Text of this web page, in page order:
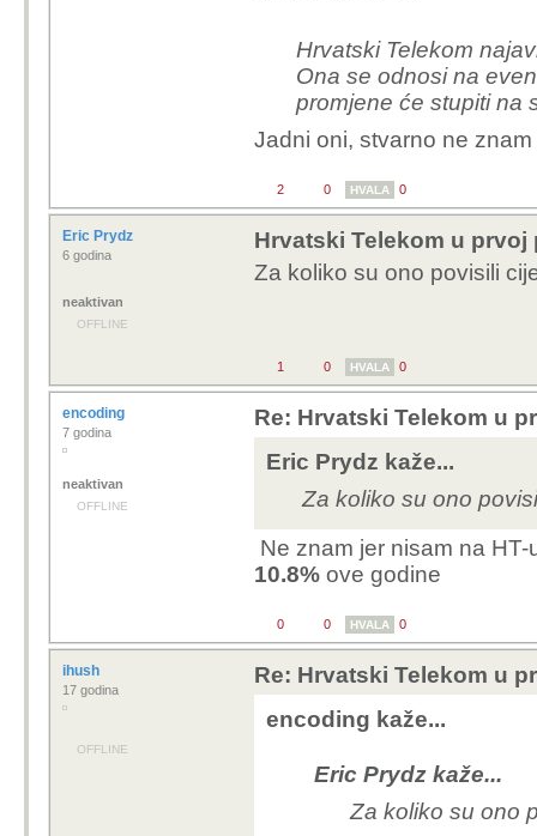
Hrvatski Telekom
Ona se odnosi na
promjene će stupiti na
Jadni oni, stvarno ne
2 0 HVALA 0
Eric Prydz
6 godina
neaktivan
OFFLINE
Hrvatski Telekom u
Za koliko su ono povisili
1 0 HVALA 0
encoding
7 godina
neaktivan
OFFLINE
Re: Hrvatski Telekom u
Eric Prydz kaže...
Za koliko su ono
Ne znam jer nisam na
10.8% ove godine
0 0 HVALA 0
ihush
17 godina
OFFLINE
Re: Hrvatski Telekom u
encoding kaže...
Eric Prydz kaže...
Za koliko su ono